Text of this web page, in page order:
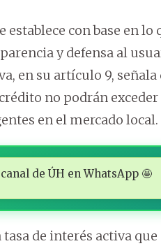
con base en lo
y defensa al
en su artículo 9,
no podrán exceder
en el mercado local.
de ÚH en WhatsApp 🤩
de interés activa